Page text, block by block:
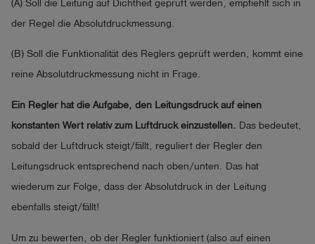
(A) Soll die Leitung auf Dichtheit geprüft werden, empfiehlt sich in
der Regel die Absolutdruckmessung.
(B) Soll die Funktionalität des Reglers geprüft werden, kommt eine
reine Absolutdruckmessung nicht in Frage.
Ein Regler hat die Aufgabe, den Leitungsdruck auf einen
konstanten Wert relativ zum Luftdruck einzustellen. Das bedeutet,
sobald der Luftdruck steigt/fällt, reguliert der Regler den
Leitungsdruck entsprechend nach oben/unten. Das hat
wiederum zur Folge, dass der Absolutdruck in der Leitung
ebenfalls steigt/fällt!
Um zu bewerten, ob der Regler funktioniert (also auf einen